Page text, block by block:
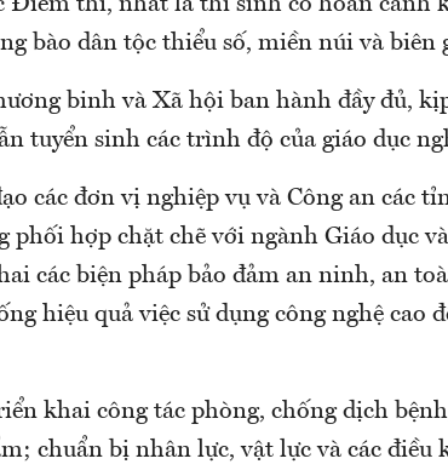
Điểm thi, nhất là thí sinh có hoàn cảnh
bào dân tộc thiểu số, miền núi và biên
binh và Xã hội ban hành đầy đủ,
tuyển sinh các trình độ của giáo dục
các đơn vị nghiệp vụ và Công an các
phối hợp chặt chẽ với ngành Giáo dục
các biện pháp bảo đảm an ninh, an
hiệu quả việc sử dụng công nghệ cao
khai công tác phòng, chống dịch
chuẩn bị nhân lực, vật lực và các điều